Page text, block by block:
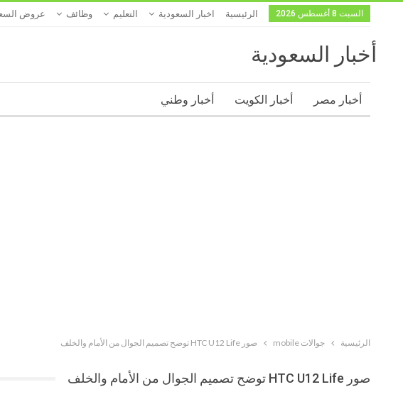
السبت 8 أغسطس 2026 الرئيسية اخبار السعودية التعليم وظائف عروض
أخبار السعودية
أخبار مصر أخبار الكويت أخبار وطني
الرئيسية جوالات mobile صور HTC U12 Life توضح تصميم الجوال من الأمام والخلف
صور HTC U12 Life توضح تصميم الجوال من الأمام والخلف